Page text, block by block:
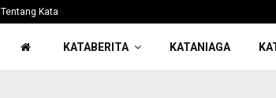
Tentang Kata
KATABERITA KATANIAGA